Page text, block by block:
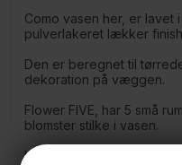
Como vasen her, er lavet
pulverlakeret lækker
Den er beregnet til
dekoration på væggen.
Flower FIVE, har 5 små
blomster stilke i vasen.
Hæng let vasen op på